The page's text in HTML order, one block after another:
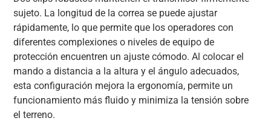
sujeto. La longitud de la correa se puede ajustar
rápidamente, lo que permite que los operadores con
diferentes complexiones o niveles de equipo de
protección encuentren un ajuste cómodo. Al colocar el
mando a distancia a la altura y el ángulo adecuados,
esta configuración mejora la ergonomía, permite un
funcionamiento más fluido y minimiza la tensión sobre
el terreno.